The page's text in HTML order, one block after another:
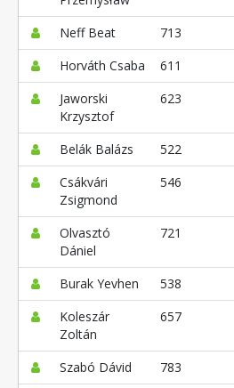
Neff Beat 713
Horváth Csaba
611
Jaworski
Krzysztof
623
Belák Balázs 522
Csákvári
Zsigmond
546
Olvasztó
Dániel
721
Burak Yevhen 538
Koleszár
Zoltán
657
Szabó Dávid 783